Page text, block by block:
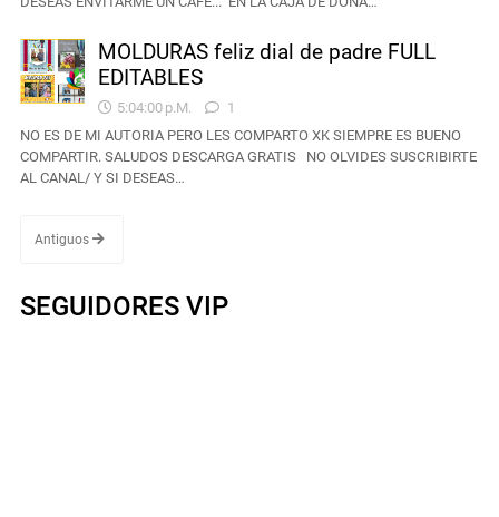
MOLDURAS feliz dial de padre FULL
EDITABLES
5:04:00 P.m.
1
NO ES DE MI AUTORIA PERO LES COMPARTO XK SIEMPRE ES BUENO
COMPARTIR. SALUDOS DESCARGA GRATIS NO OLVIDES SUSCRIBIRTE
AL CANAL/ Y SI DESEAS…
Antiguos
SEGUIDORES VIP